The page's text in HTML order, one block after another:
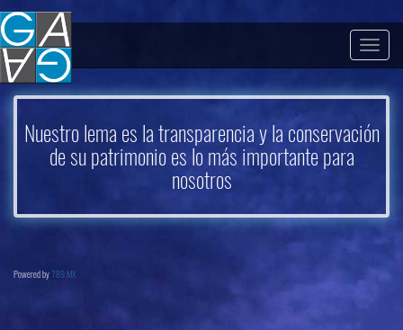
Nuestro lema es la transparencia y la conservación
de su patrimonio es lo más importante para
nosotros
Powered by 789.MX